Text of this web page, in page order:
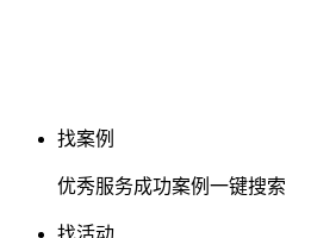
找案例
优秀服务成功案例一键搜索